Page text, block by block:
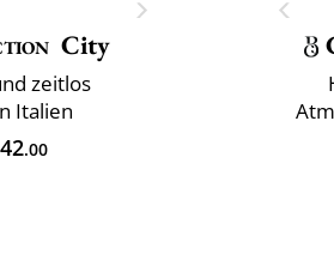
City
zeitlos
Italien
.00